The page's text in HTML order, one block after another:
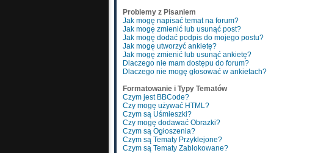
Problemy z Pisaniem
Jak mogę napisać temat na forum?
Jak mogę zmienić lub usunąć post?
Jak mogę dodać podpis do mojego postu?
Jak mogę utworzyć ankietę?
Jak mogę zmienić lub usunąć ankietę?
Dlaczego nie mam dostępu do forum?
Dlaczego nie mogę głosować w ankietach?
Formatowanie i Typy Tematów
Czym jest BBCode?
Czy mogę używać HTML?
Czym są Uśmieszki?
Czy mogę dodawać Obrazki?
Czym są Ogłoszenia?
Czym są Tematy Przyklejone?
Czym są Tematy Zablokowane?